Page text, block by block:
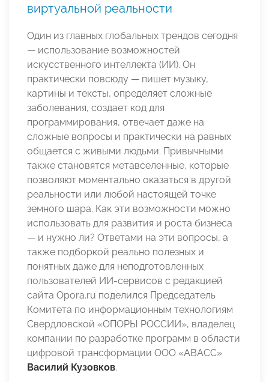
виртуальной реальности
Один из главных глобальных трендов сегодня
— использование возможностей
искусственного интеллекта (ИИ). Он
практически повсюду — пишет музыку,
картины и тексты, определяет сложные
заболевания, создает код для
программирования, отвечает даже на
сложные вопросы и практически на равных
общается с живыми людьми. Привычными
также становятся метавселенные, которые
позволяют моментально оказаться в другой
реальности или любой настоящей точке
земного шара. Как эти возможности можно
использовать для развития и роста бизнеса
— и нужно ли? Ответами на эти вопросы, а
также подборкой реально полезных и
понятных даже для неподготовленных
пользователей ИИ-сервисов с редакцией
сайта Opora.ru поделился Председатель
Комитета по информационным технологиям
Свердловской «ОПОРЫ РОССИИ», владелец
компании по разработке программ в области
цифровой трансформации ООО «АВАСС»
Василий Кузовков.